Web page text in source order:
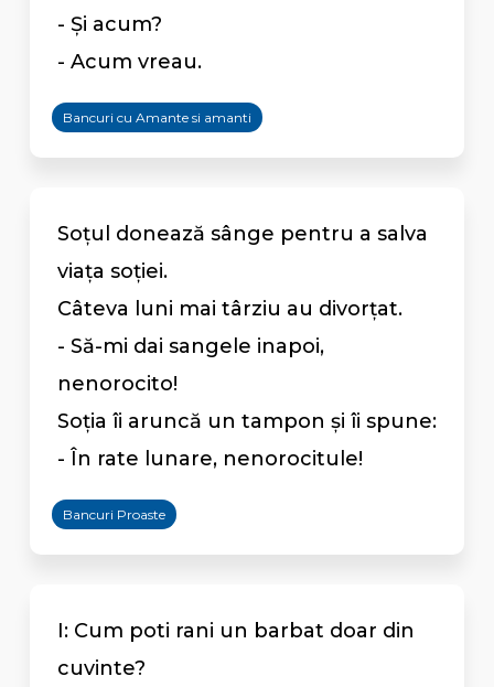
- Și acum?
- Acum vreau.
Bancuri cu Amante si amanti
Soțul donează sânge pentru a salva
viața soției.
Câteva luni mai târziu au divorțat.
- Să-mi dai sangele inapoi,
nenorocito!
Soția îi aruncă un tampon și îi spune:
- În rate lunare, nenorocitule!
Bancuri Proaste
I: Cum poti rani un barbat doar din
cuvinte?